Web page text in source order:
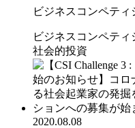
ビジネスコンペテ
ビジネスコンペティ
社会的投資
2020.08.08